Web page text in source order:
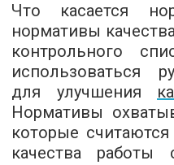
Что касается
нормативы
контрольного
использоваться
для улучшения
Нормативы
которые
качества работы